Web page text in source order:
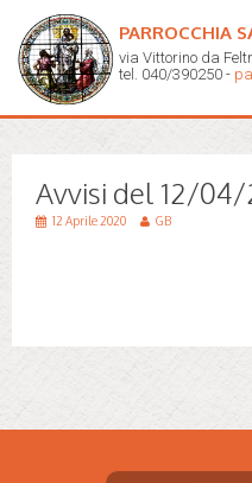
PARROCCHIA
via Vittorino da
tel. 040/390250 -
Avvisi del 12/
12 Aprile 2020 GB